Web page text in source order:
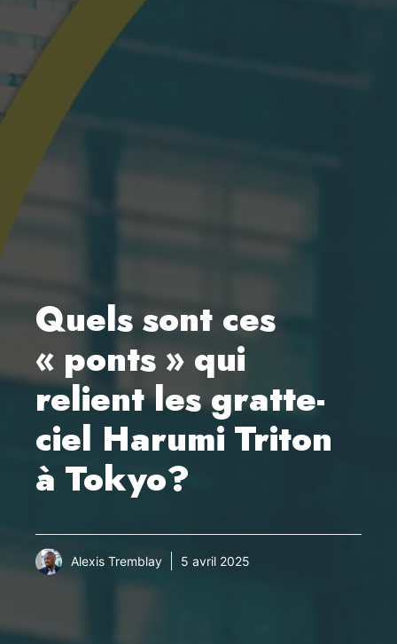
Quels sont ces
« ponts » qui
relient les gratte-
ciel Harumi Triton
à Tokyo?
Alexis Tremblay 5 avril 2025